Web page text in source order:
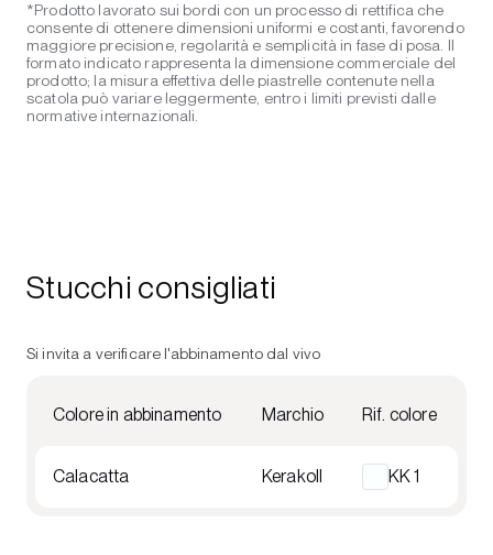
*Prodotto lavorato sui bordi con un processo di rettifica che
consente di ottenere dimensioni uniformi e costanti, favorendo
maggiore precisione, regolarità e semplicità in fase di posa. Il
formato indicato rappresenta la dimensione commerciale del
prodotto; la misura effettiva delle piastrelle contenute nella
scatola può variare leggermente, entro i limiti previsti dalle
normative internazionali.
Stucchi consigliati
Si invita a verificare l'abbinamento dal vivo
Colore in abbinamento Marchio Rif. colore
Calacatta Kerakoll KK 1